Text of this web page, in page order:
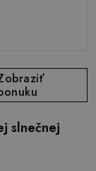
slnečnej